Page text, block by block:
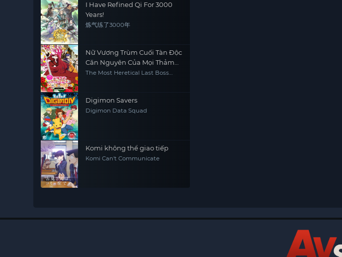
I Have Refined Qi For 3000
Years!
炼气练了3000年
Nữ Vương Trùm Cuối Tàn Độc
Căn Nguyên Của Mọi Thảm
Kịch Sẽ Dốc Sức Vì Người Dân
The Most Heretical Last Boss
Digimon Savers
Digimon Data Squad
Komi không thể giao tiếp
Komi Can't Communicate